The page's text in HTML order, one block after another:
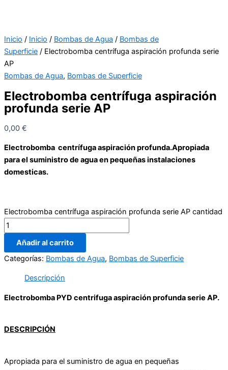
Inicio / Inicio / Bombas de Agua / Bombas de
Superficie / Electrobomba centrífuga aspiración profunda serie
AP
Bombas de Agua, Bombas de Superficie
Electrobomba centrífuga aspiración
profunda serie AP
0,00 €
Electrobomba centrífuga aspiración profunda.Apropiada
para el suministro de agua en pequeñas instalaciones
domesticas.
Electrobomba centrífuga aspiración profunda serie AP cantidad
Añadir al carrito
Categorías: Bombas de Agua, Bombas de Superficie
Descripción
Electrobomba PYD centrifuga aspiración profunda serie AP.
DESCRIPCIÓN
Apropiada para el suministro de agua en pequeñas